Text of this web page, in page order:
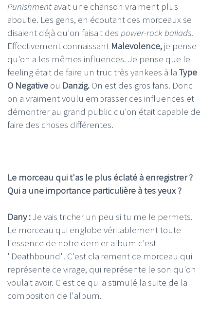
Punishment avait une chanson vraiment plus
aboutie. Les gens, en écoutant ces morceaux se
disaient déjà qu'on faisait des power-rock ballads.
Effectivement connaissant Malevolence, je pense
qu'on a les mêmes influences. Je pense que le
feeling était de faire un truc très yankees à la Type
O Negative ou Danzig. On est des gros fans. Donc
on a vraiment voulu embrasser ces influences et
démontrer au grand public qu'on était capable de
faire des choses différentes.
Le morceau qui t'as le plus éclaté à enregistrer ?
Qui a une importance particulière à tes yeux ?
Dany : Je vais tricher un peu si tu me le permets.
Le morceau qui englobe véritablement toute
l'essence de notre dernier album c'est
"Deathbound". C'est clairement ce morceau qui
représente ce virage, qui représente le son qu'on
voulait avoir. C'est ce qui a stimulé la suite de la
composition de l'album.